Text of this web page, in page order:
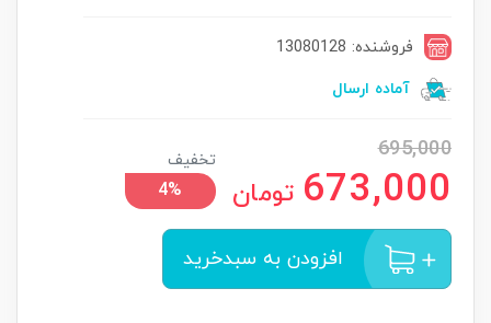
فروشنده: 13080128
آماده ارسال
695,000
673,000 تومان
تخفیف
4%
افزودن به سبدخرید